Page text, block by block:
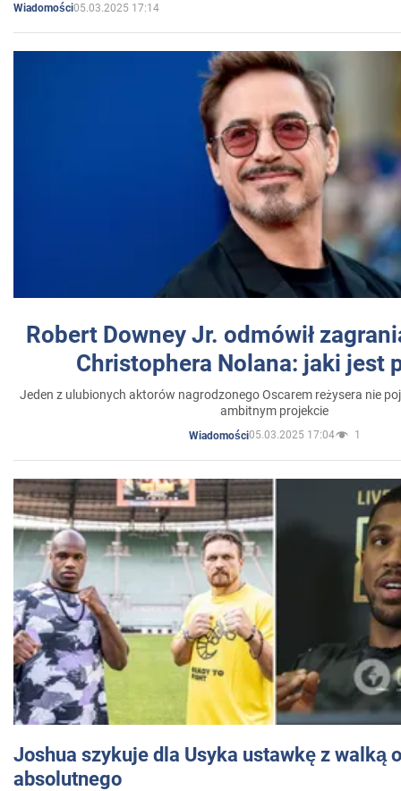
Wiadomości05.03.2025 17:14
Robert Downey Jr. odmówił
Christophera Nolana: jaki jest
Jeden z ulubionych aktorów nagrodzonego Oscarem reżysera nie
ambitnym projekcie
Wiadomości05.03.2025 17:04 1
Joshua szykuje dla Usyka ustawkę z walką
absolutnego